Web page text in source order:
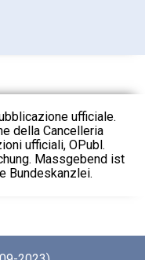
ufficiale.
della Cancelleria
ufficiali, OPubl.
Massgebend ist
Bundeskanzlei.